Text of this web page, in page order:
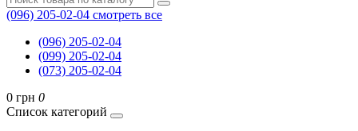
(096) 205-02-04 смотреть все
(096) 205-02-04
(099) 205-02-04
(073) 205-02-04
0 грн 0
Список категорий